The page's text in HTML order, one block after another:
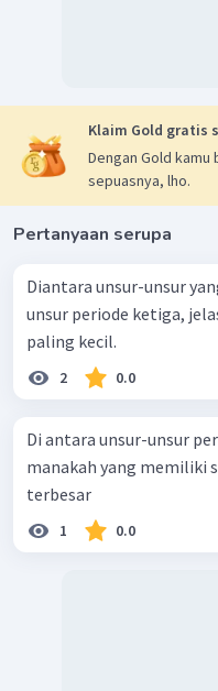
Klaim Gold gratis
Dengan Gold kamu
sepuasnya, lho.
Pertanyaan serupa
Diantara unsur-unsur
unsur periode ketiga, jelaskan sifat :
paling kecil.
2 0.0
Di antara unsur-unsur
manakah yang memiliki sifat
terbesar
1 0.0